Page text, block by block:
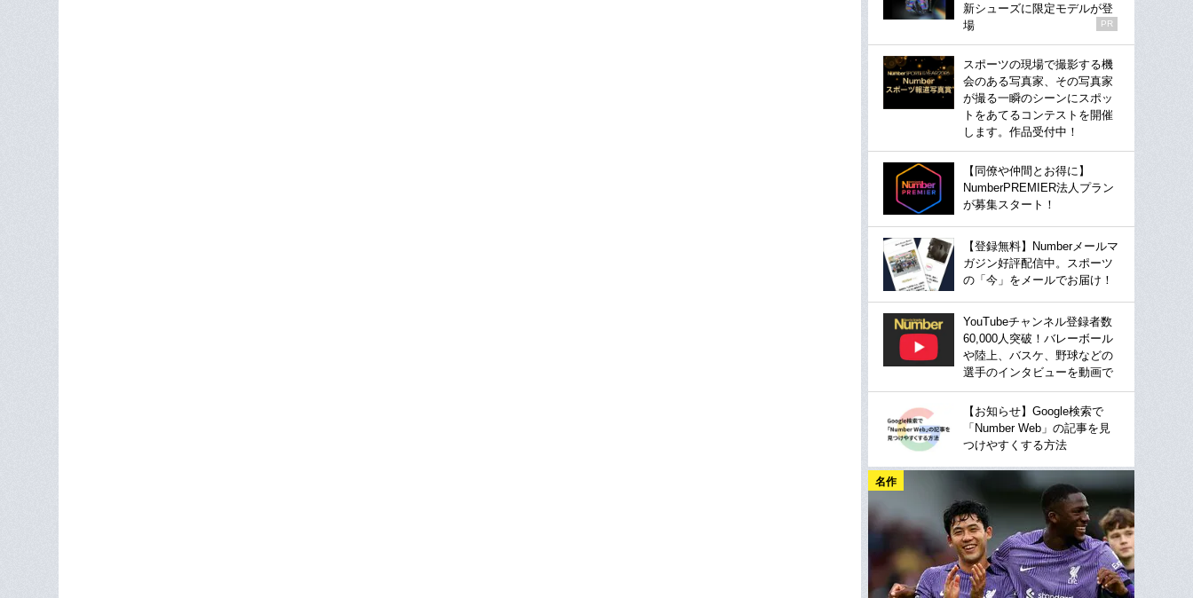
新シューズに限定モデルが登
場
PR
スポーツの現場で撮影する機
会のある写真家、その写真家
が撮る一瞬のシーンにスポッ
トをあてるコンテストを開催
します。作品受付中！
【同僚や仲間とお得に】
NumberPREMIER法人プラン
が募集スタート！
【登録無料】Numberメールマ
ガジン好評配信中。スポーツ
の「今」をメールでお届け！
YouTubeチャンネル登録者数
60,000人突破！バレーボール
や陸上、バスケ、野球などの
選手のインタビューを動画で
【お知らせ】Google検索で
「Number Web」の記事を見
つけやすくする方法
名作